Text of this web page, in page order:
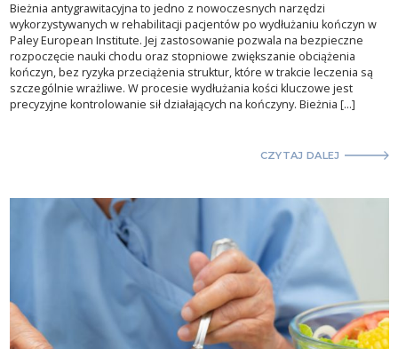
Bieżnia antygrawitacyjna to jedno z nowoczesnych narzędzi
wykorzystywanych w rehabilitacji pacjentów po wydłużaniu kończyn w
Paley European Institute. Jej zastosowanie pozwala na bezpieczne
rozpoczęcie nauki chodu oraz stopniowe zwiększanie obciążenia
kończyn, bez ryzyka przeciążenia struktur, które w trakcie leczenia są
szczególnie wrażliwe. W procesie wydłużania kości kluczowe jest
precyzyjne kontrolowanie sił działających na kończyny. Bieżnia […]
CZYTAJ DALEJ